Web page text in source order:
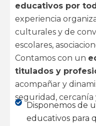
educativos por
experiencia
culturales y de
escolares,
Contamos con un
titulados y
acompañar y
seguridad, cercanía
Disponemos de
educativos para